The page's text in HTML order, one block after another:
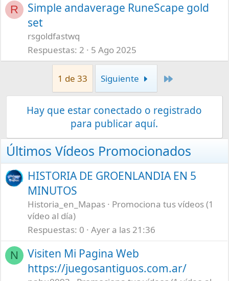
R
Simple andaverage RuneScape gold
set
rsgoldfastwq
Respuestas 2 5 Ago 2025
1 de 33 Siguiente
Hay que estar conectado o registrado
para publicar aquí.
Últimos Vídeos Promocionados
HISTORIA DE GROENLANDIA EN 5
MINUTOS
Historia_en_Mapas
Promociona tus vídeos (1
vídeo al día)
Respuestas 0 Ayer a las 21:36
N
Visiten Mi Pagina Web
https://juegosantiguos.com.ar/